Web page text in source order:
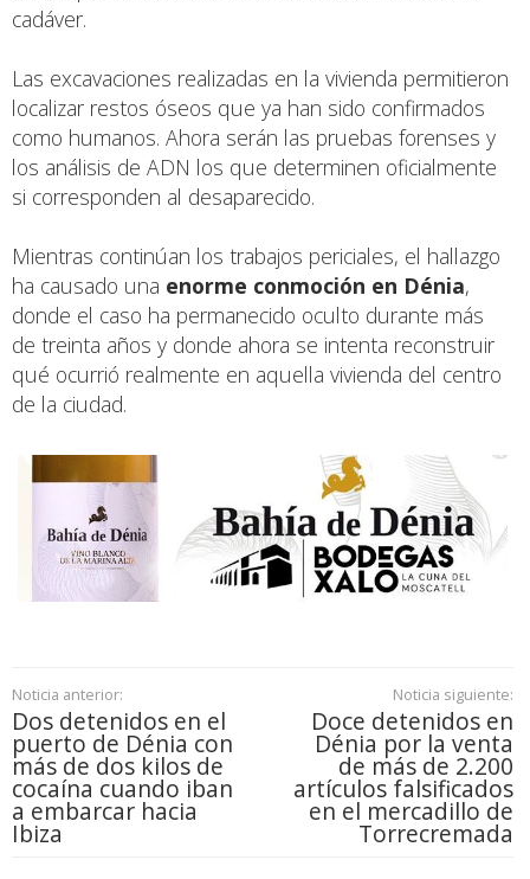
cadáver.
Las excavaciones realizadas en la vivienda permitieron
localizar restos óseos que ya han sido confirmados
como humanos. Ahora serán las pruebas forenses y
los análisis de ADN los que determinen oficialmente
si corresponden al desaparecido.
Mientras continúan los trabajos periciales, el hallazgo
ha causado una enorme conmoción en Dénia,
donde el caso ha permanecido oculto durante más
de treinta años y donde ahora se intenta reconstruir
qué ocurrió realmente en aquella vivienda del centro
de la ciudad.
Noticia anterior:
Dos detenidos en el
puerto de Dénia con
más de dos kilos de
cocaína cuando iban
a embarcar hacia
Ibiza
Noticia siguiente:
Doce detenidos en
Dénia por la venta
de más de 2.200
artículos falsificados
en el mercadillo de
Torrecremada